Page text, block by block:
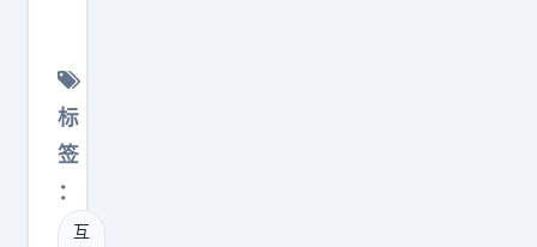
己
已
经
非
常
时
踩
过
的
坑
么
突
然
到
了
标
签
：
互